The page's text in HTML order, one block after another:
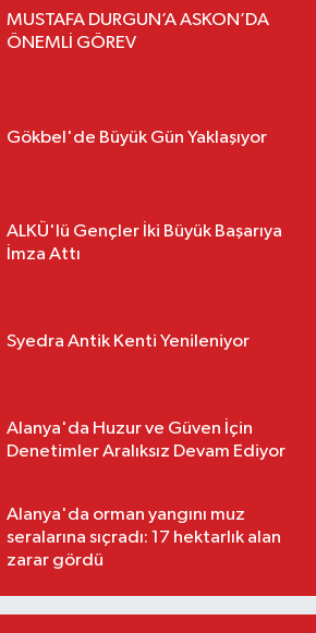
MUSTAFA DURGUN’A ASKON’DA
ÖNEMLİ GÖREV
Gökbel'de Büyük Gün Yaklaşıyor
ALKÜ'lü Gençler İki Büyük Başarıya
İmza Attı
Syedra Antik Kenti Yenileniyor
Alanya'da Huzur ve Güven İçin
Denetimler Aralıksız Devam Ediyor
Alanya'da orman yangını muz
seralarına sıçradı: 17 hektarlık alan
zarar gördü